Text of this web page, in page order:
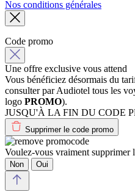
Nos conditions générales
Code promo
Une offre exclusive vous attend
Vous bénéficiez désormais du
consulter par Audiotel tous les
logo PROMO).
JUSQU'À LA FIN DU CODE
Supprimer le code promo
Voulez-vous vraiment supprimer
Non Oui